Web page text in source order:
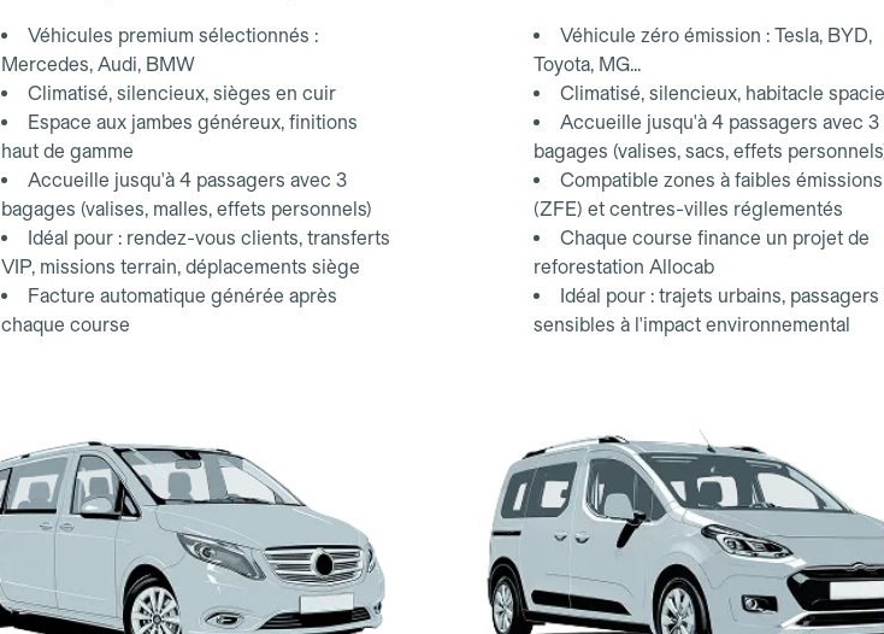
Véhicules premium sélectionnés :
Mercedes, Audi, BMW
Climatisé, silencieux, sièges en cuir
Espace aux jambes généreux, finitions
haut de gamme
Accueille jusqu'à 4 passagers avec 3
bagages (valises, malles, effets personnels)
Idéal pour : rendez-vous clients, transferts
VIP, missions terrain, déplacements siège
Facture automatique générée après
chaque course
Véhicule zéro émission : Tesla, BYD,
Toyota, MG...
Climatisé, silencieux, habitacle
Accueille jusqu'à 4 passagers avec 3
bagages (valises, sacs, effets
Compatible zones à faibles émissions
(ZFE) et centres-villes réglementés
Chaque course finance un projet de
reforestation Allocab
Idéal pour : trajets urbains, passagers
sensibles à l'impact environnemental